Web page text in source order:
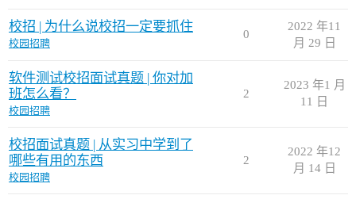
校招 | 为什么说校招一定要抓住
校园招聘
0
2022 年11
月 29 日
软件测试校招面试真题 | 你对加
班怎么看？
校园招聘
2
2023 年1 月
11 日
校招面试真题 | 从实习中学到了
哪些有用的东西
校园招聘
2
2022 年12
月 14 日